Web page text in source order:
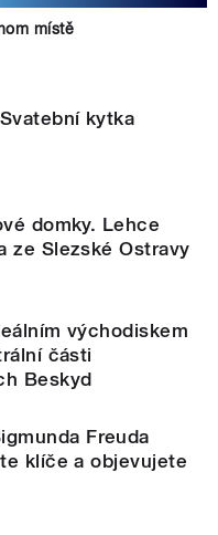
místě
kytka
domky. Lehce
ze Slezské Ostravy
východiskem
části
Beskyd
Freuda
klíče a objevujete